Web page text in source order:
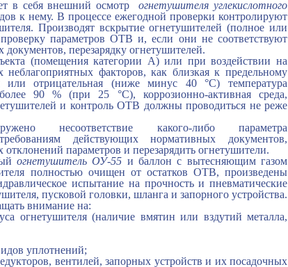
в себя внешний осмотр
огнетушителя углекислотного
к нему. В процессе ежегодной проверки контролируют
Производят вскрытие огнетушителей (полное или
параметров ОТВ и, если они не соответствуют
перезарядку огнетушителей.
(помещения категории А) или при воздействии на
неблагоприятных факторов, как близкая к предельному
отрицательная (ниже минус 40 °С) температура
90 % (при 25 °С), коррозионно-активная среда,
и контроль ОТВ должны проводиться не реже
несоответствие какого-либо параметра
действующих нормативных документов,
параметров и перезарядить огнетушители.
огнетушитель ОУ-55 и баллон с вытесняющим газом
полностью очищен от остатков ОТВ, произведены
испытание на прочность и пневматические
пусковой головки, шланга и запорного устройства.
внимание на:
огнетушителя (наличие вмятин или вздутий металла,
уплотнений;
вентилей, запорных устройств и их посадочных